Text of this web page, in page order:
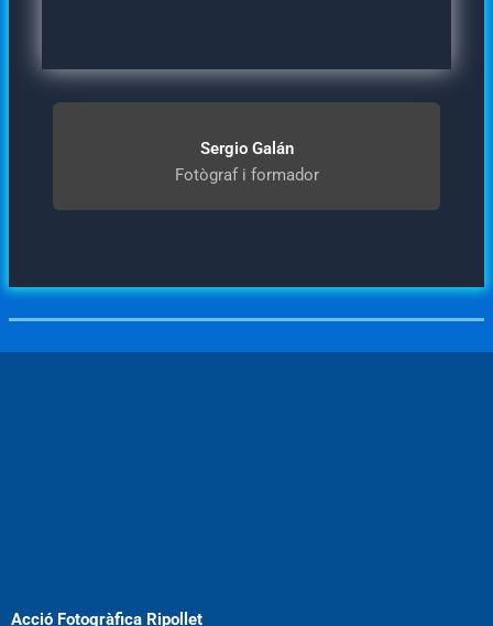
Sergio Galán
Fotògraf i formador
Acció Fotogràfica Ripollet